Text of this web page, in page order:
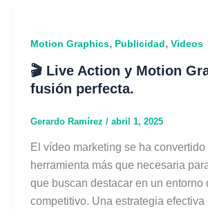
Motion Graphics, Publicidad, Videos
🎬 Live Action y Motion
fusión perfecta.
Gerardo Ramírez / abril 1, 2025
El vídeo marketing se ha convertido
herramienta más que necesaria
que buscan destacar en un entorno
competitivo. Una estrategia efectiva